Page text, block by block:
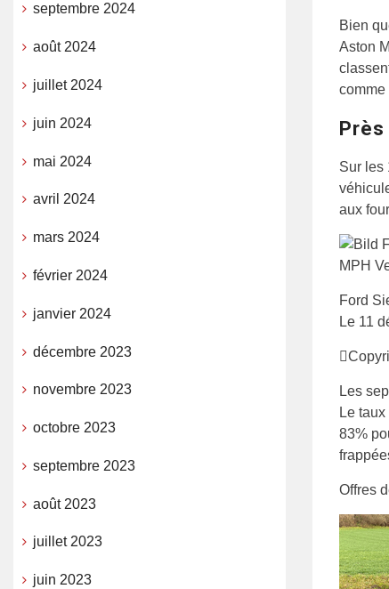
Bien
Aston
comme
Sur les
aux
Ford
Le 11
Les
Le
83%
Offres
septembre 2024
août 2024
juillet 2024
juin 2024
mai 2024
avril 2024
mars 2024
février 2024
janvier 2024
décembre 2023
novembre 2023
octobre 2023
septembre 2023
août 2023
juillet 2023
juin 2023